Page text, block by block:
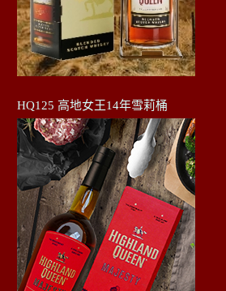
HQ125 高地女王14年雪莉桶